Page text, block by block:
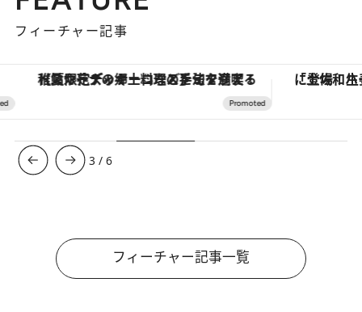
フィーチャー記事
【夏限定ディナーコース】旬を迎える稚鮎や花ズッキーニなどをイタリア・トスカーナの郷土料理の手法で満喫！
3 /6
フィーチャー記事一覧